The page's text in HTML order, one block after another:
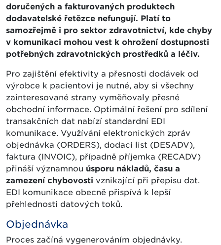
doručených a fakturovaných produktech
dodavatelské řetězce nefungují. Platí to
samozřejmě i pro sektor zdravotnictví, kde chyby
v komunikaci mohou vest k ohrožení dostupnosti
potřebných zdravotnických prostředků a léčiv.
Pro zajištění efektivity a přesnosti dodávek od
výrobce k pacientovi je nutné, aby si všechny
zainteresované strany vyměňovaly přesné
obchodní informace. Optimální řešení pro sdílení
transakčních dat nabízí standardní EDI
komunikace. Využívání elektronických zpráv
objednávka (ORDERS), dodací list (DESADV),
faktura (INVOIC), případně příjemka (RECADV)
přináší významnou úsporu nákladů, času a
zamezení chybovosti vznikající při přepisu dat.
EDI komunikace obecně přispívá k lepší
přehlednosti datových toků.
Objednávka
Proces začíná vygenerováním objednávky.